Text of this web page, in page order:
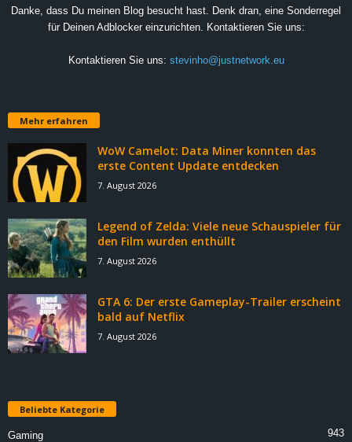
Danke, dass Du meinen Blog besucht hast. Denk dran, eine Sonderregel
für Deinen Adblocker einzurichten. Kontaktieren Sie uns:
Kontaktieren Sie uns: stevinho@justnetwork.eu
Mehr erfahren
WoW Camelot: Data Miner konnten das
erste Content Update entdecken
7. August 2026
Legend of Zelda: Viele neue Schauspieler für
den Film wurden enthüllt
7. August 2026
GTA 6: Der erste Gameplay-Trailer erscheint
bald auf Netflix
7. August 2026
Beliebte Kategorie
Gaming 943